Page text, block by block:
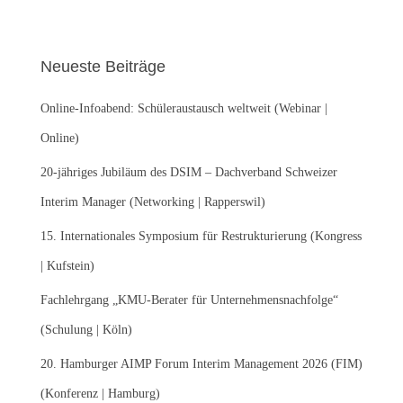
n
a
c
:
Neueste Beiträge
Online-Infoabend: Schüleraustausch weltweit (Webinar |
Online)
20-jähriges Jubiläum des DSIM – Dachverband Schweizer
Interim Manager (Networking | Rapperswil)
15. Internationales Symposium für Restrukturierung (Kongress
| Kufstein)
Fachlehrgang „KMU-Berater für Unternehmensnachfolge“
(Schulung | Köln)
20. Hamburger AIMP Forum Interim Management 2026 (FIM)
(Konferenz | Hamburg)